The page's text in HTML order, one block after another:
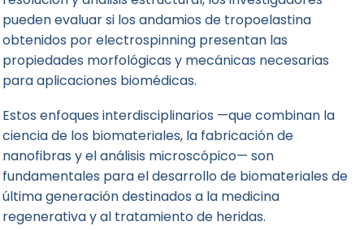
pueden evaluar si los andamios de tropoelastina
obtenidos por electrospinning presentan las
propiedades morfológicas y mecánicas necesarias
para aplicaciones biomédicas.
Estos enfoques interdisciplinarios —que combinan la
ciencia de los biomateriales, la fabricación de
nanofibras y el análisis microscópico— son
fundamentales para el desarrollo de biomateriales de
última generación destinados a la medicina
regenerativa y al tratamiento de heridas.